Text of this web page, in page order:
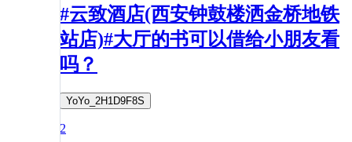
#云致酒店(西安钟鼓楼洒金桥地铁
站店)#大厅的书可以借给小朋友看
吗？
YoYo_2H1D9F8S
2